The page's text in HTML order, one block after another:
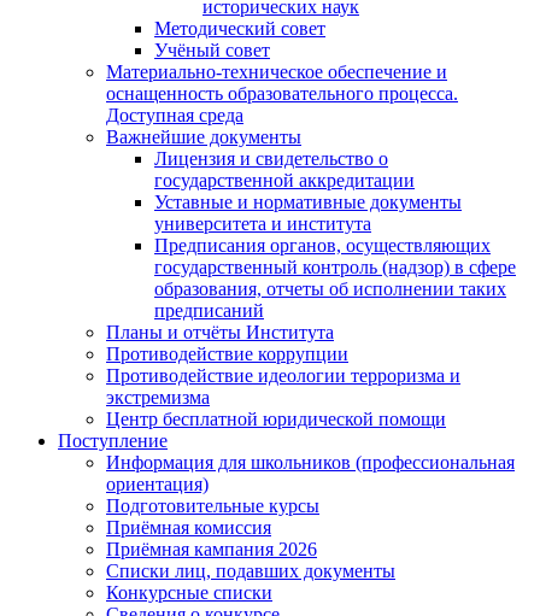
исторических наук
Методический совет
Учёный совет
Материально-техническое обеспечение и
оснащенность образовательного процесса.
Доступная среда
Важнейшие документы
Лицензия и свидетельство о
государственной аккредитации
Уставные и нормативные документы
университета и института
Предписания органов, осуществляющих
государственный контроль (надзор) в сфере
образования, отчеты об исполнении таких
предписаний
Планы и отчёты Института
Противодействие коррупции
Противодействие идеологии терроризма и
экстремизма
Центр бесплатной юридической помощи
Поступление
Информация для школьников (профессиональная
ориентация)
Подготовительные курсы
Приёмная комиссия
Приёмная кампания 2026
Списки лиц, подавших документы
Конкурсные списки